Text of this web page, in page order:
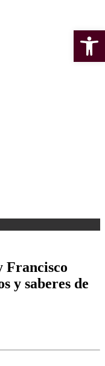
Francisco
y saberes de